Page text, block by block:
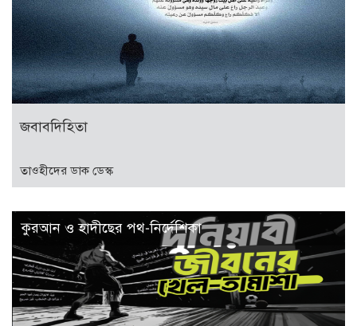
জবাবদিহিতা
তাওহীদের ডাক ডেস্ক
কুরআন ও হাদীছের পথ-নির্দেশিকা